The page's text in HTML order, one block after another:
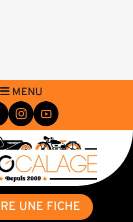
MENU
UNE FICHE